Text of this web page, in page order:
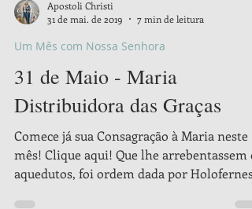
Apostoli Christi
31 de mai. de 2019
7 min de leitura
Um Mês com Nossa Senhora
31 de Maio - Maria
Distribuidora das Graças
Comece já sua Consagração à Maria neste